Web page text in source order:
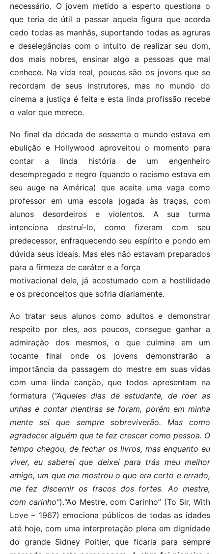
necessário. O jovem metido a esperto questiona o
que teria de útil a passar aquela figura que acorda
cedo todas as manhãs, suportando todas as agruras
e deselegâncias com o intuito de realizar seu dom,
dos mais nobres, ensinar algo a pessoas que mal
conhece. Na vida real, poucos são os jovens que se
recordam de seus instrutores, mas no mundo do
cinema a justiça é feita e esta linda profissão recebe
o valor que merece.
No final da década de sessenta o mundo estava em
ebulição e Hollywood aproveitou o momento para
contar a linda história de um engenheiro
desempregado e negro (quando o racismo estava em
seu auge na América) que aceita uma vaga como
professor em uma escola jogada às traças, com
alunos desordeiros e violentos. A sua turma
intenciona destruí-lo, como fizeram com seu
predecessor, enfraquecendo seu espírito e pondo em
dúvida seus ideais. Mas eles não estavam preparados
para a firmeza de caráter e a força
motivacional dele, já acostumado com a hostilidade
e os preconceitos que sofria diariamente.
Ao tratar seus alunos como adultos e demonstrar
respeito por eles, aos poucos, consegue ganhar a
admiração dos mesmos, o que culmina em um
tocante final onde os jovens demonstrarão a
importância da passagem do mestre em suas vidas
com uma linda canção, que todos apresentam na
formatura (“Aqueles dias de estudante, de roer as
unhas e contar mentiras se foram, porém em minha
mente sei que sempre sobreviverão. Mas como
agradecer alguém que te fez crescer como pessoa. O
tempo chegou, de fechar os livros, mas enquanto eu
viver, eu saberei que deixei para trás meu melhor
amigo, um que me mostrou o que eracerto e errado,
me fez discernir os fracos dos fortes. Ao mestre,
com carinho”).“Ao Mestre, com Carinho” (To Sir, With
Love – 1967) emociona públicos de todas as idades
até hoje, com uma interpretação plena em dignidade
do grande Sidney Poitier, que ficaria para sempre